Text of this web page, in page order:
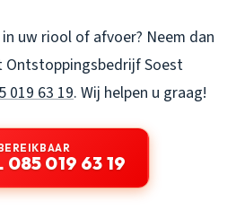
uw riool of afvoer? Neem dan
Soest
019 63 19. Wij helpen u graag!
085 019 63 19